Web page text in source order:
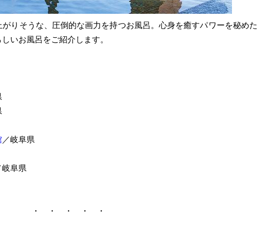
りそうな、圧倒的な画力を持つお風呂。心身を癒すパワーを秘めた
いお風呂をご紹介します。
／岐阜県
岐阜県
・ ・ ・ ・ ・